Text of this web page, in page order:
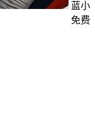
蓝小
免费